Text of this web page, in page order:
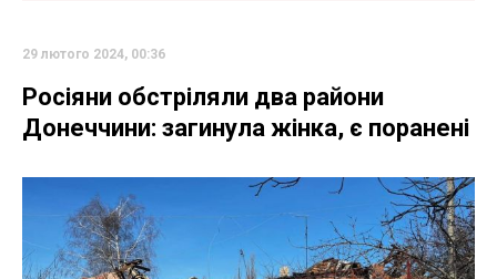
29 лютого 2024, 00:36
Росіяни обстріляли два райони
Донеччини: загинула жінка, є поранені